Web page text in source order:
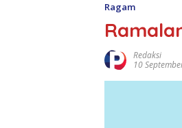
Ragam
Redaksi
10